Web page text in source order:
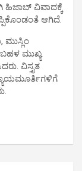
ಹಿಜಾಬ್ ವಿವಾದಕ್ಕೆ
ಆಗಿದೆ.
ಮುಸ್ಲಿಂ
ಮುಖ್ಯ
ವಿಸ್ತೃತ